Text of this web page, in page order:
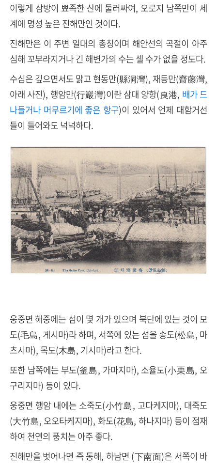
이렇게 삼방이 뾰족한 산에 둘러싸여, 오로지 남쪽만이 세
계에 명성 높은 진해만인 것이다.
진해만은 이 주변 일대의 총칭이며 해안선의 곡절이 아주
심해 꼬부라지거나 긴 해변가의 수는 셀 수가 없을 정도다.
수심은 깊으면서도 맑고 현동만(縣洞灣), 재등만(齋藤灣,
아래 사진), 행암만(行巖灣)이란 삼대 양항(良港, 배가 드
나들거나 머무르기에 좋은 항구)이 있어서 언제 대함거선
들이 들어와도 넉넉하다.
웅중면 해중에는 섬이 몇 개가 있으며 북단에 있는 것이 모
도(毛島, 게시마)라 하며, 서쪽에 있는 섬을 송도(松島, 마
츠시마), 목도(木島, 기시마)라고 한다.
또한 남쪽에는 부도(釜島, 가마지마), 소율도(小栗島, 오
구리지마) 등이 있다.
웅중면 행암 내에는 소죽도(小竹島, 고다케지마), 대죽도
(大竹島, 오오타케지마), 화도(花島, 하나지마) 등이 점재
하여 천연의 풍치는 아주 좋다.
진해만을 벗어나면 즉 동해, 하남면 (下南面)은 서쪽이 바